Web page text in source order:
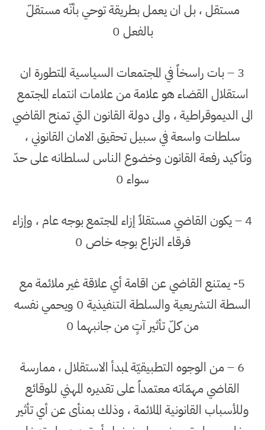
مستقل ، بل ان يعمل بطريقة توحي بأنّه مستقلّ
بالفعل 0
3 – بات راسخاً في المجتمعات السياسية المتطورة ان
استقلال القضاء هو علامة من علامات انتماء المجتمع
الى الديموقراطية ، والى دولة القانون التي تمنح القاضي
سلطات واسعة في سبيل تحقيق الامان القانوني ،
وتأكيد رفعة القانون وخضوع الناس لسلطانه على حدّ
سواء 0
4 – يكون القاضي مستقلاً إزاء المجتمع بوجه عام ، وإزاء
فرقاء النزاع بوجه خاص 0
5- يمتنع القاضي عن اقامة أي علاقة غير ملائمة مع
السطة التشريعية والسلطة التنفيذية 0 ويحمي نفسه
من كلّ تأثير آتٍ من جانبهما 0
6 – من الوجوه التطبيقيّة لمبدأ الاستقلال ، ممارسة
القاضي مهمّاته معتمداً على تقديره المهني للوقائع
وللأسباب القانونية الملائمة ، وذلك بمنأى عن أي تأثير